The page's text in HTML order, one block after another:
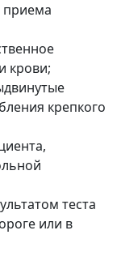
приема
крови;
крепкого
теста
или в